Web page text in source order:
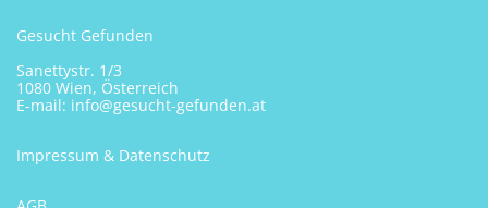
Gesucht Gefunden
Sanettystr. 1/3
1080 Wien, Österreich
E-mail: info@gesucht-gefunden.at
Impressum & Datenschutz